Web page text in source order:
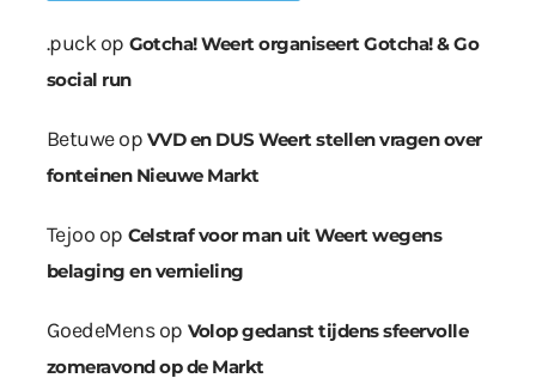
.puckop Gotcha! Weert organiseert Gotcha! & Go
social run
Betuweop VVD en DUS Weert stellen vragen over
fonteinen Nieuwe Markt
Tejoo op Celstraf voor man uit Weert wegens
belaging en vernieling
GoedeMensop Volop gedanst tijdens sfeervolle
zomeravond op de Markt